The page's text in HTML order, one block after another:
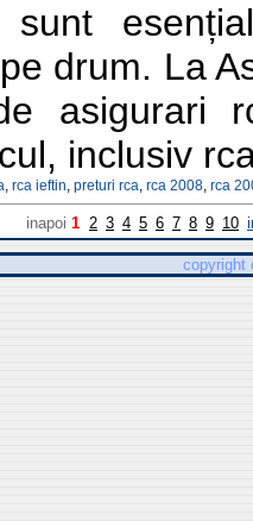
sunt
drum. La
asigurari
inclusiv
, rca ieftin, preturi rca, rca 2008, rca
inapoi 1 2 3 4 5 6 7 8 9 10
copyright